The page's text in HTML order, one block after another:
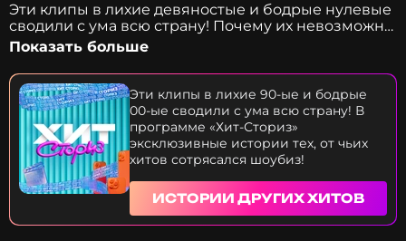
Эти клипы в лихие девяностые и бодрые нулевые
сводили с ума всю страну! Почему их невозможно
забыть до сих пор? И смогут ли они сейчас
составить конкуренцию новомодным видео
фрешменов? В программе «Хит- Сториз»
эксклюзивные истории тех, от чьих хитов
сотрясался шоубиз! Узнайте историю хита группы
Лицей – Осень.
Показать больше
Эти клипы в лихие 90-ые и бодрые
00-ые сводили с ума всю страну! В
программе «Хит-Сториз»
эксклюзивные истории тех, от чьих
хитов сотрясался шоубиз!
ИСТОРИИ ДРУГИХ ХИТОВ